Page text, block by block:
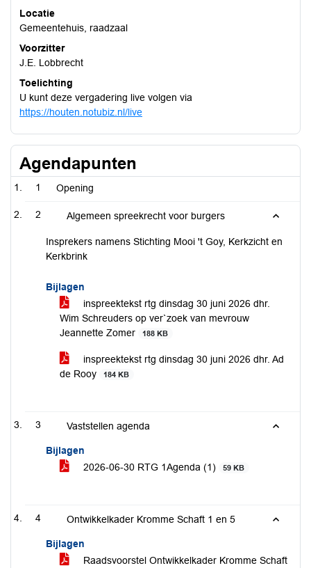
Locatie
Gemeentehuis, raadzaal
Voorzitter
J.E. Lobbrecht
Toelichting
U kunt deze vergadering live volgen via
https://houten.notubiz.nl/live
Agendapunten
1 Opening
2 Algemeen spreekrecht voor burgers
Insprekers namens Stichting Mooi 't Goy, Kerkzicht en
Kerkbrink
Bijlagen
inspreektekst rtg dinsdag 30 juni 2026 dhr.
Wim Schreuders op ver`zoek van mevrouw
Jeannette Zomer
188 KB
inspreektekst rtg dinsdag 30 juni 2026 dhr. Ad
de Rooy
184 KB
3 Vaststellen agenda
Bijlagen
2026-06-30 RTG 1Agenda (1)
59 KB
4 Ontwikkelkader Kromme Schaft 1 en 5
Bijlagen
Raadsvoorstel Ontwikkelkader Kromme Schaft